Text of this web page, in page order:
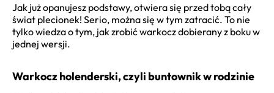
Jak już opanujesz podstawy, otwiera się przed tobą cały
świat plecionek! Serio, można się w tym zatracić. To nie
tylko wiedza o tym, jak zrobić warkocz dobierany z boku w
jednej wersji.
Warkocz holenderski, czyli buntownik w rodzinie